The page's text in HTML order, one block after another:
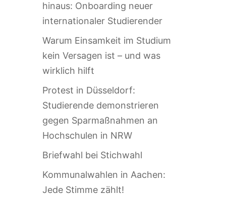
hinaus: Onboarding neuer
internationaler Studierender
Warum Einsamkeit im Studium
kein Versagen ist – und was
wirklich hilft
Protest in Düsseldorf:
Studierende demonstrieren
gegen Sparmaßnahmen an
Hochschulen in NRW
Briefwahl bei Stichwahl
Kommunalwahlen in Aachen:
Jede Stimme zählt!